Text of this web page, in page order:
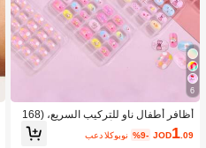
6
أظافر أطفال ناو للتركيب السريع، (168
قطعة و 24 قطعة) أظافر صناعية مسبقة
اللصق للأطفال، مجموعة أظافر صناعية
JOD1.09
%9- بعد الكوبون